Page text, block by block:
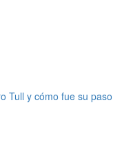
Tull y cómo fue su paso